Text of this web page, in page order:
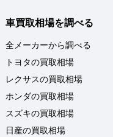
車買取相場を調べる
全メーカーから調べる
トヨタの買取相場
レクサスの買取相場
ホンダの買取相場
スズキの買取相場
日産の買取相場